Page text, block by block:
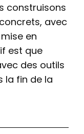
construisons
avec
en
est que
des outils
la fin de la